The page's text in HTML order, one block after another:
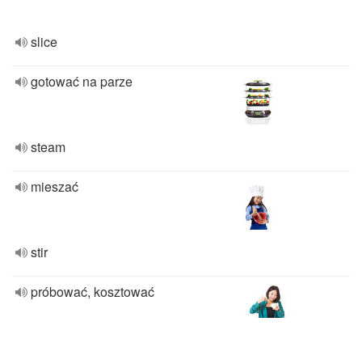
slice
gotować na parze
steam
mieszać
stir
próbować, kosztować